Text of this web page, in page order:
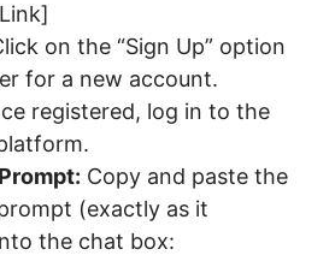
on the “Sign Up” option
for a new account.
registered, log in to the
Copy and paste the
(exactly as it
the chat box: